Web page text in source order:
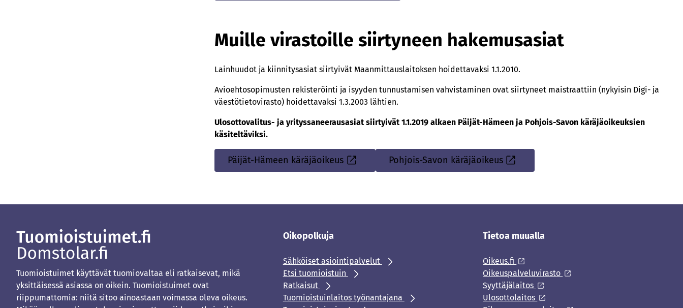
Muille virastoille siirtyneen hakemusasiat
Lainhuudot ja kiinnitysasiat siirtyivät Maanmittauslaitoksen hoidettavaksi 1.1.2010.
Avioehtosopimusten rekisteröinti ja isyyden tunnustamisen vahvistaminen ovat siirtyneet maistraattiin (nykyisin Digi- ja
väestötietovirasto) hoidettavaksi 1.3.2003 lähtien.
Ulosottovalitus- ja yrityssaneerausasiat siirtyivät 1.1.2019 alkaen Päijät-Hämeen ja Pohjois-Savon käräjäoikeuksien
käsiteltäviksi.
Päijät-Hämeen käräjäoikeus
Sisäinen
Pohjois-Savon käräjäoikeus
Sisäinen
Tuomioistuimet käyttävät tuomiovaltaa eli ratkaisevat, mikä
yksittäisessä asiassa on oikein. Tuomioistuimet ovat
riippumattomia: niitä sitoo ainoastaan voimassa oleva oikeus.
Oikopolkuja
Sähköiset asiointipalvelut
Etsi tuomioistuin
Ratkaisut
Tuomioistuinlaitos työnantajana
Tietoa muualla
Oikeus.fi
Oikeuspalveluvirasto
Syyttäjälaitos
Ulosottolaitos